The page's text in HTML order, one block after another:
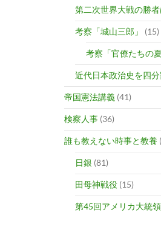
第二次世界大戦の勝
考察「城山三郎」 (15)
考察「官僚たちの夏
近代日本政治史を四
帝国憲法講義 (41)
検察人事 (36)
誰も教えない時事と教養
日銀 (81)
田母神戦役 (15)
第45回アメリカ大統